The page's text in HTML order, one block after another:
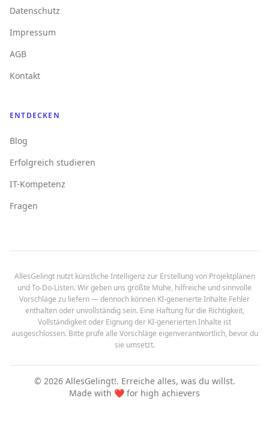
Datenschutz
Impressum
AGB
Kontakt
ENTDECKEN
Blog
Erfolgreich studieren
IT-Kompetenz
Fragen
AllesGelingt nutzt künstliche Intelligenz zur Erstellung von Projektplänen
und To-Do-Listen. Wir geben uns größte Mühe, hilfreiche und sinnvolle
Vorschläge zu liefern — dennoch können KI-generierte Inhalte Fehler
enthalten oder unvollständig sein. Eine Haftung für die Richtigkeit,
Vollständigkeit oder Eignung der KI-generierten Inhalte ist
ausgeschlossen. Bitte prüfe alle Vorschläge eigenverantwortlich, bevor du
sie umsetzt.
© 2026AllesGelingt!. Erreiche alles, was du willst.
Made with ❤️ for high achievers